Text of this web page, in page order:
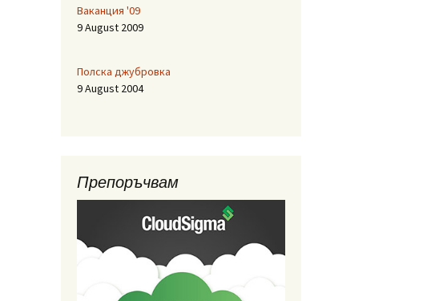
Ваканция '09
9 August 2009
Полска джубровка
9 August 2004
Препоръчвам